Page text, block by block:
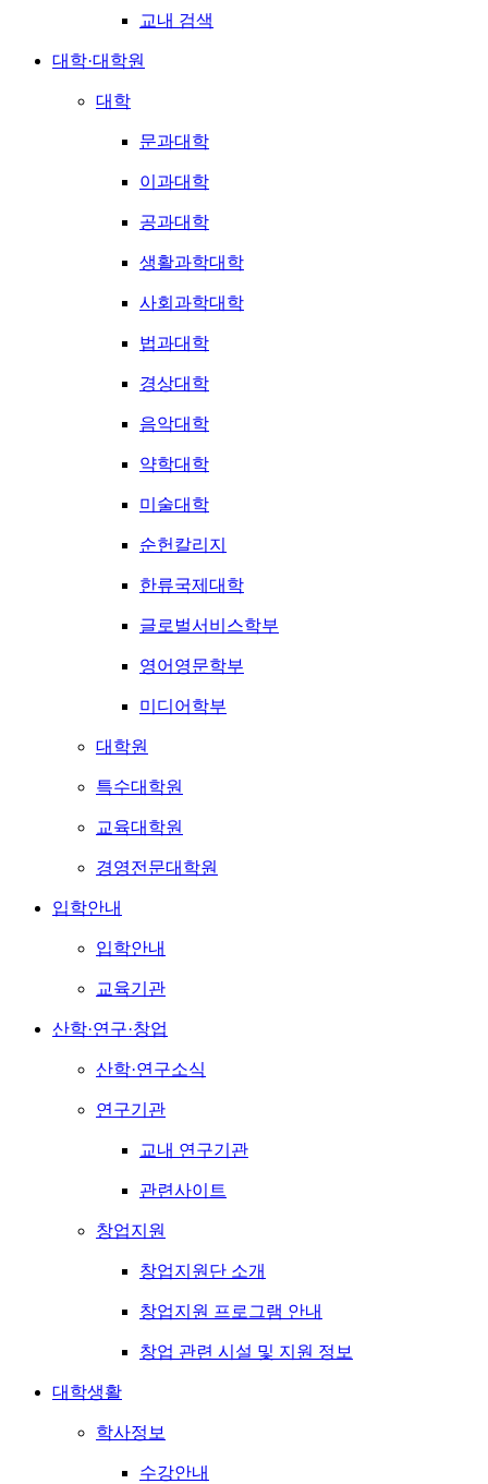
교내 검색
대학·대학원
대학
문과대학
이과대학
공과대학
생활과학대학
사회과학대학
법과대학
경상대학
음악대학
약학대학
미술대학
순헌칼리지
한류국제대학
글로벌서비스학부
영어영문학부
미디어학부
대학원
특수대학원
교육대학원
경영전문대학원
입학안내
입학안내
교육기관
산학·연구·창업
산학·연구소식
연구기관
교내 연구기관
관련사이트
창업지원
창업지원단 소개
창업지원 프로그램 안내
창업 관련 시설 및 지원 정보
대학생활
학사정보
수강안내